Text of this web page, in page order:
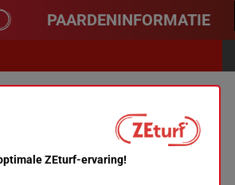
PAARDENINFORMATIE
BY CLUB VISTA MARE
ZEturf-ervaring!